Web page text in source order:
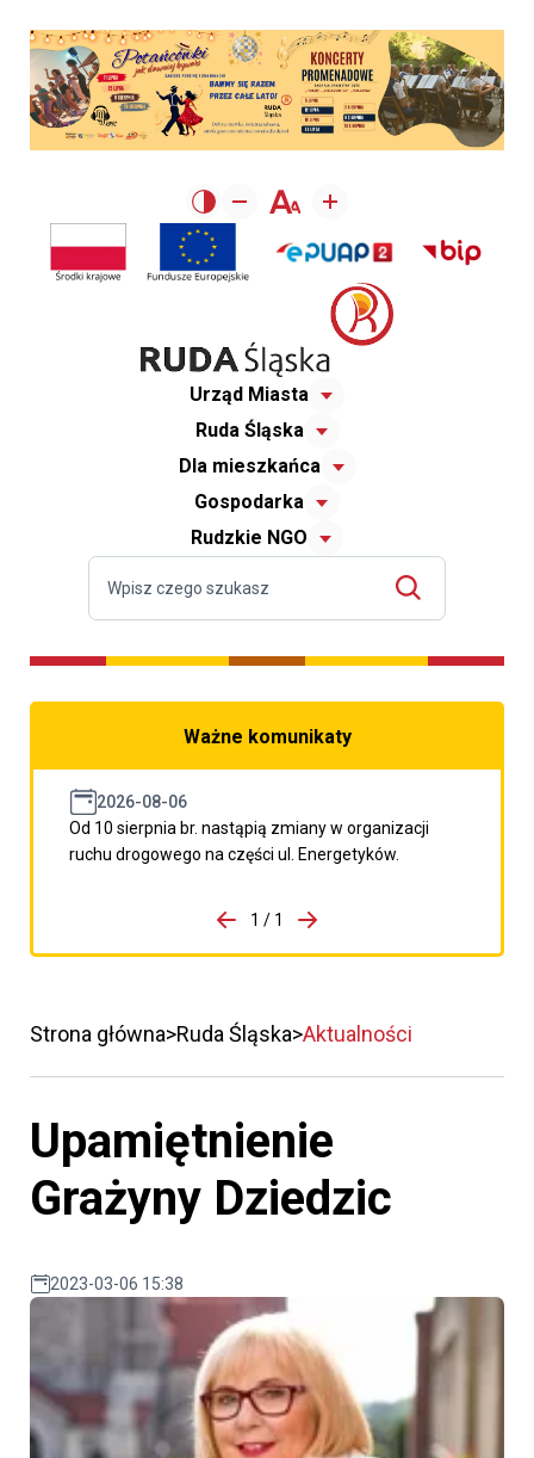
Urząd Miasta
Ruda Śląska
Dla mieszkańca
Gospodarka
Rudzkie NGO
Ważne komunikaty
2026-08-06
Od 10 sierpnia br. nastąpią zmiany w organizacji
ruchu drogowego na części ul. Energetyków.
porzpedniego komunikatu
1 / 1
Przejdź do następnego
Strona główna Ruda Śląska Aktualności
Upamiętnienie
Grażyny Dziedzic
2023-03-06 15:38